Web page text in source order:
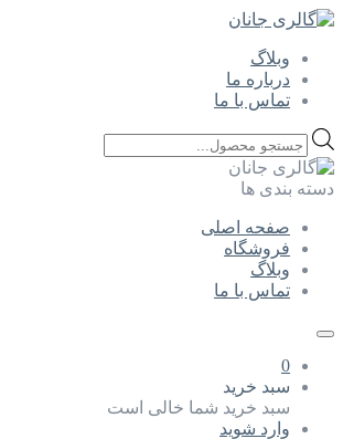
وبلاگ
درباره ما
تماس با ما
Products
search
دسته بندی ها
صفحه اصلی
فروشگاه
وبلاگ
تماس با ما
0
سبد خرید
سبد خرید شما خالی است
وارد شوید